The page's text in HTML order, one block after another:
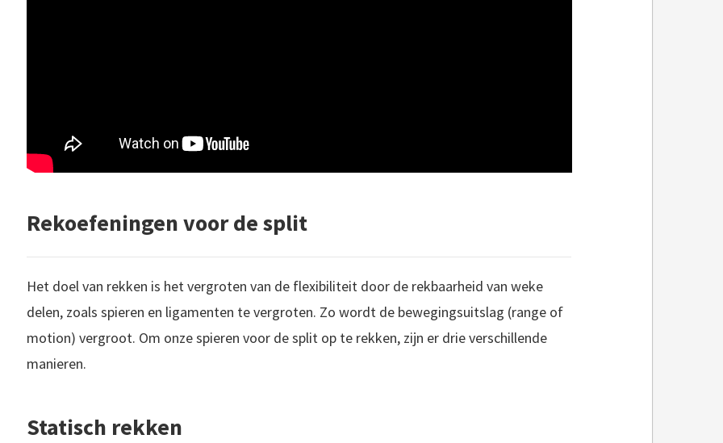
Rekoefeningen voor de split
Het doel van rekken is het vergroten van de flexibiliteit door de rekbaarheid van weke
delen, zoals spieren en ligamenten te vergroten. Zo wordt de bewegingsuitslag (range of
motion) vergroot. Om onze spieren voor de split op te rekken, zijn er drie verschillende
manieren.
Statisch rekken